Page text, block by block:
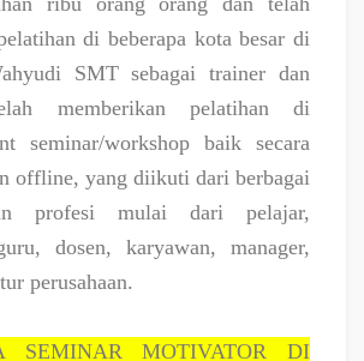
di beberapa kota besar di
SMT sebagai trainer dan
memberikan pelatihan di
seminar/workshop baik secara
offline, yang diikuti dari berbagai
profesi mulai dari pelajar,
dosen, karyawan, manager,
perusahaan.
SEMINAR MOTIVATOR DI